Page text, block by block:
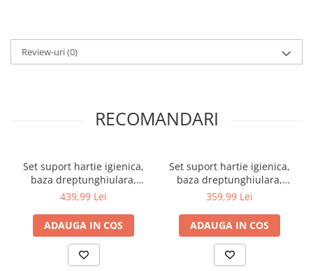
Review-uri(0)
RECOMANDARI
Set suport hartie igienica,
baza dreptunghiulara,
suport perie de toaleta si
Bronz, 22 x 18 x 60 cm
439,99 Lei
ADAUGA IN COS
Set suport hartie igienica,
baza dreptunghiulara,
suport perie de toaleta si
Alb, 22 x 18 x 60 cm
359,99 Lei
ADAUGA IN COS